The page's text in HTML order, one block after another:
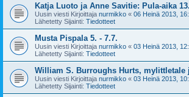
Katja Luoto ja Anne Savitie: Pula-aika
Uusin viesti Kirjoittaja nurmikko « 06 Heinä 2013,
Lähetetty Sijainti: Tiedotteet
Musta Pispala 5. - 7.7.
Uusin viesti Kirjoittaja nurmikko « 03 Heinä 2013,
Lähetetty Sijainti: Tiedotteet
William S. Burroughs Hurts, mylittletale
Uusin viesti Kirjoittaja nurmikko « 03 Heinä 2013,
Lähetetty Sijainti: Tiedotteet